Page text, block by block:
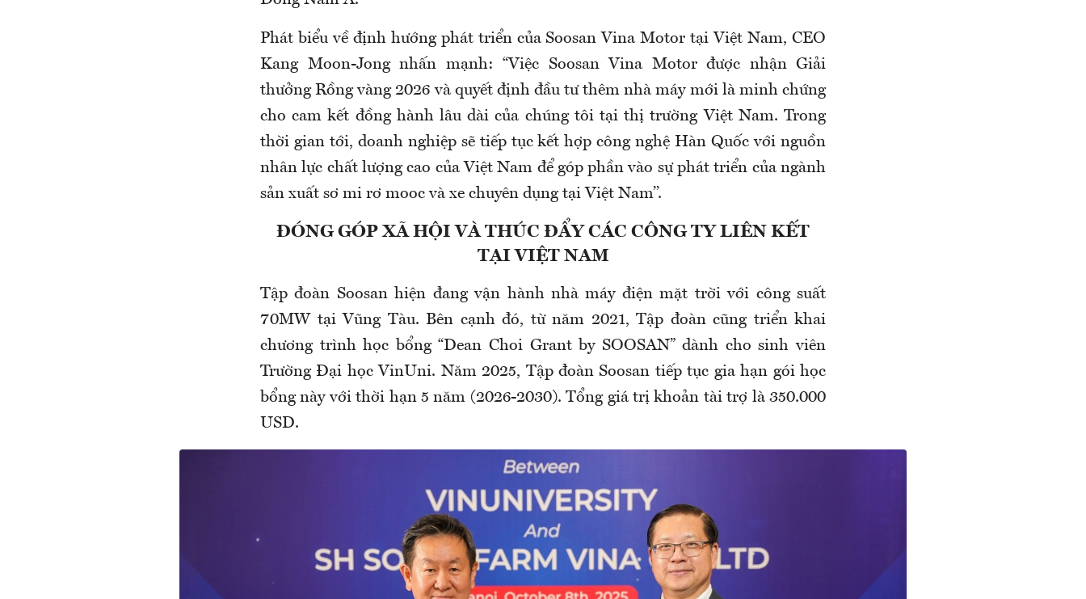
Phát biểu về định hướng phát triển của Soosan Vina Motor tại Việt Nam, CEO
Kang Moon-Jong nhấn mạnh: “Việc Soosan Vina Motor được nhận Giải
thưởng Rồng vàng 2026 và quyết định đầu tư thêm nhà máy mới là minh chứng
cho cam kết đồng hành lâu dài của chúng tôi tại thị trường Việt Nam. Trong
thời gian tới, doanh nghiệp sẽ tiếp tục kết hợp công nghệ Hàn Quốc với nguồn
nhân lực chất lượng cao của Việt Nam để góp phần vào sự phát triển của ngành
sản xuất sơ mi rơ mooc và xe chuyên dụng tại Việt Nam’’.
ĐÓNG GÓP XÃ HỘI VÀ THÚC ĐẨY CÁC CÔNG TY LIÊN KẾT
TẠI VIỆT NAM
Tập đoàn Soosan hiện đang vận hành nhà máy điện mặt trời với công suất
70MW tại Vũng Tàu. Bên cạnh đó, từ năm 2021, Tập đoàn cũng triển khai
chương trình học bổng “Dean Choi Grant by SOOSAN” dành cho sinh viên
Trường Đại học VinUni. Năm 2025, Tập đoàn Soosan tiếp tục gia hạn gói học
bổng này với thời hạn 5 năm (2026-2030). Tổng giá trị khoản tài trợ là 350.000
USD.